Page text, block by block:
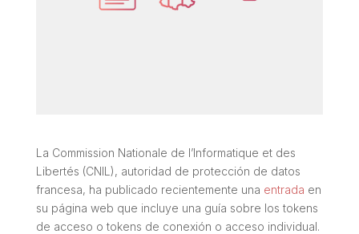
La Commission Nationale de l’Informatique et des
Libertés (CNIL), autoridad de protección de datos
francesa, ha publicado recientemente una entrada en
su página web que incluye una guía sobre los tokens
de acceso o tokens de conexión o acceso individual.